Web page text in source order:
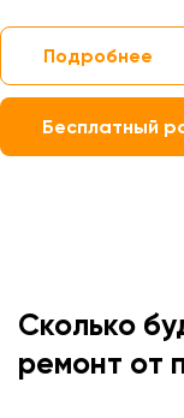
Подробнее
Бесплатный
Сколько
ремонт от